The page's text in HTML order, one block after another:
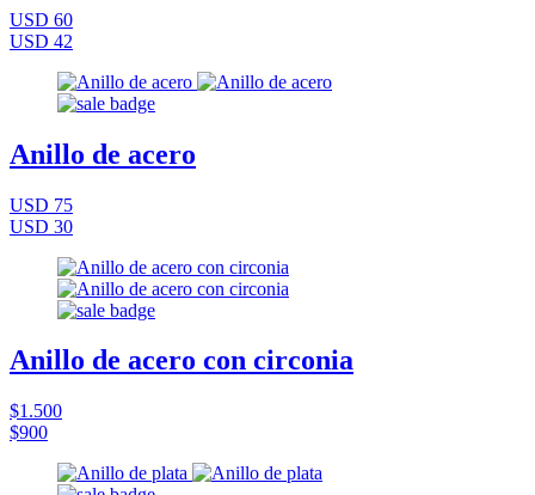
USD 60
USD 42
Anillo de acero
USD 75
USD 30
Anillo de acero con circonia
$1.500
$900